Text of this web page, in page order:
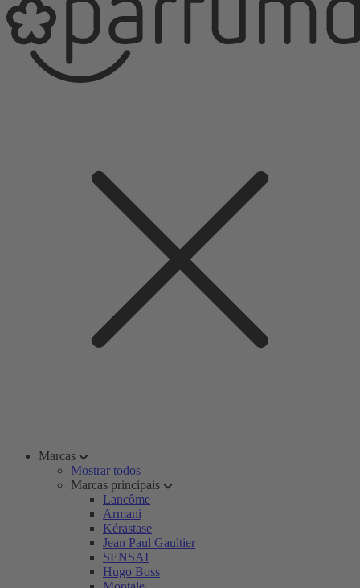
Marcas
Mostrar todos
Marcas principais
Lancôme
Armani
Kérastase
Jean Paul Gaultier
SENSAI
Hugo Boss